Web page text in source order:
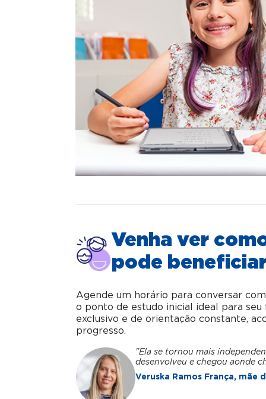
Venha ver
pode
Agende um horário para conversar
o ponto de estudo inicial ideal para
exclusivo e de orientação constante,
progresso.
"Ela se tornou mais
desenvolveu e chegou aonde
Veruska Ramos França, mãe